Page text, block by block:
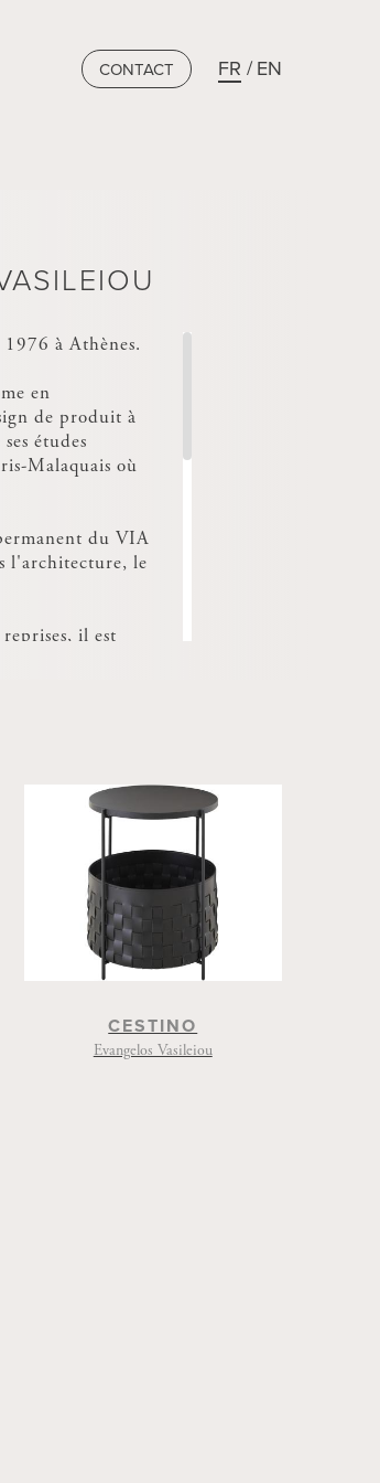
CONTACT FR EN
1976 à Athènes.
en
de produit à
études
Malaquais où
du VIA
l'architecture, le
il est
des expositions
et à l'étranger.
une
de gérer
et
CESTINO
Evangelos Vasileiou